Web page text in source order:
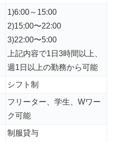
1)6:00～15:00
2)15:00〜22:00
3)22:00〜5:00
上記内容で1日3時間以上、
週1日以上の勤務から可能
シフト制
フリーター、学生、Wワー
ク可能
制服貸与